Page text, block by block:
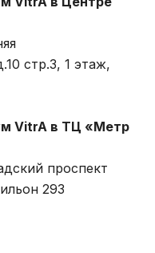
стр.3, 1 этаж,
VitrA в ТЦ «Метр
проспект
293